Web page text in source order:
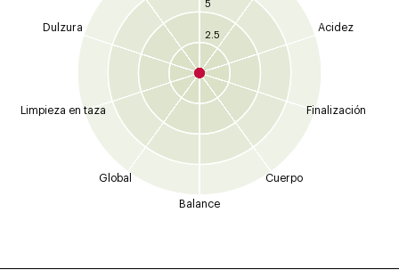
5
2.5
Acidez
Finalización
Cuerpo
Balance
Global
Limpieza en taza
Dulzura